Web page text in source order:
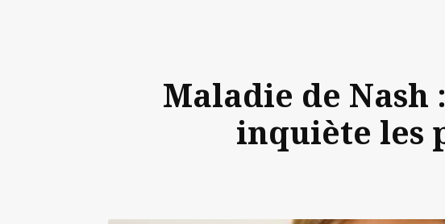
Maladie de
inquiète les